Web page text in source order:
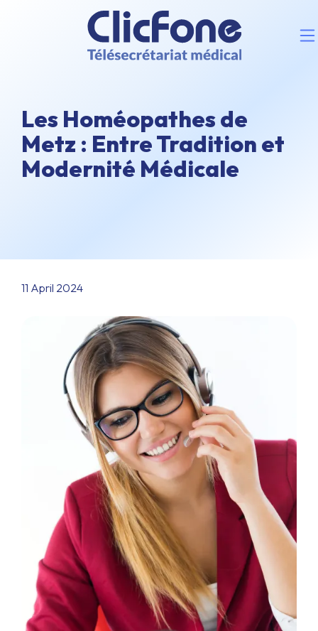
Les Homéopathes de
Metz : Entre Tradition et
Modernité Médicale
11 April 2024